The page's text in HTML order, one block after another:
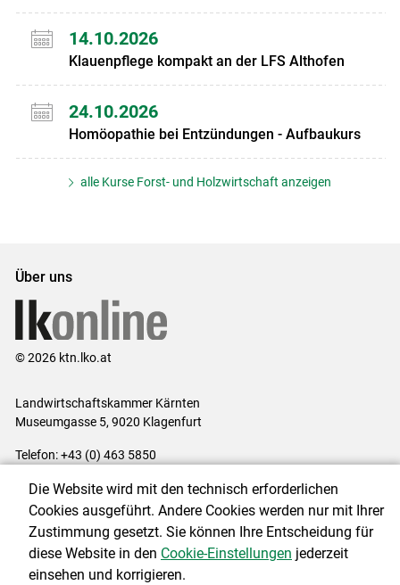
14.10.2026
Klauenpflege kompakt an der LFS Althofen
24.10.2026
Homöopathie bei Entzündungen - Aufbaukurs
alle Kurse Forst- und Holzwirtschaft anzeigen
Über uns
© 2026 ktn.lko.at
Landwirtschaftskammer Kärnten
Museumgasse 5, 9020 Klagenfurt
Telefon: +43 (0) 463 5850
Impressum|Kontakt|Datenschutzerklärung|Barrierefreiheit|
Cookie-Einstellungen
Die Website wird mit den technisch erforderlichen
Cookies ausgeführt. Andere Cookies werden nur mit Ihrer
Zustimmung gesetzt. Sie können Ihre Entscheidung für
diese Website in den Cookie-Einstellungen jederzeit
einsehen und korrigieren.